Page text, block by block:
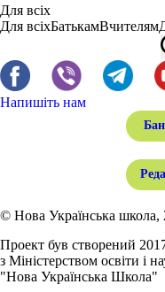
Для всіх
Для всіхБатькамВчителям
Напишіть нам
© Нова Українська школа,
Проект був створений
з Міністерством освіти і
"Нова Українська Школа"